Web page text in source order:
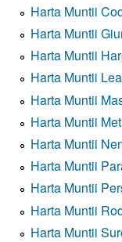
Harta Muntii
Harta Muntii
Harta Muntii
Harta Muntii
Harta Muntii
Harta Muntii
Harta Muntii
Harta Muntii
Harta Muntii
Harta Muntii
Harta Muntii